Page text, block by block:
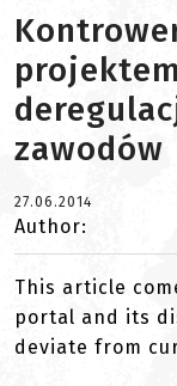
zawodów
27.06.2014
Author:
This article
portal and its
deviate from